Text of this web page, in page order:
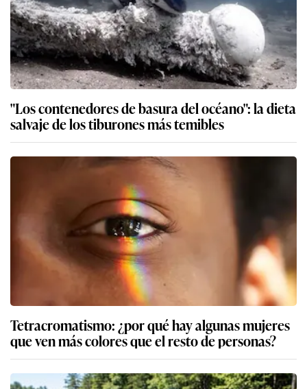
"Los contenedores de basura del océano": la dieta
salvaje de los tiburones más temibles
Tetracromatismo: ¿por qué hay algunas mujeres
que ven más colores que el resto de personas?